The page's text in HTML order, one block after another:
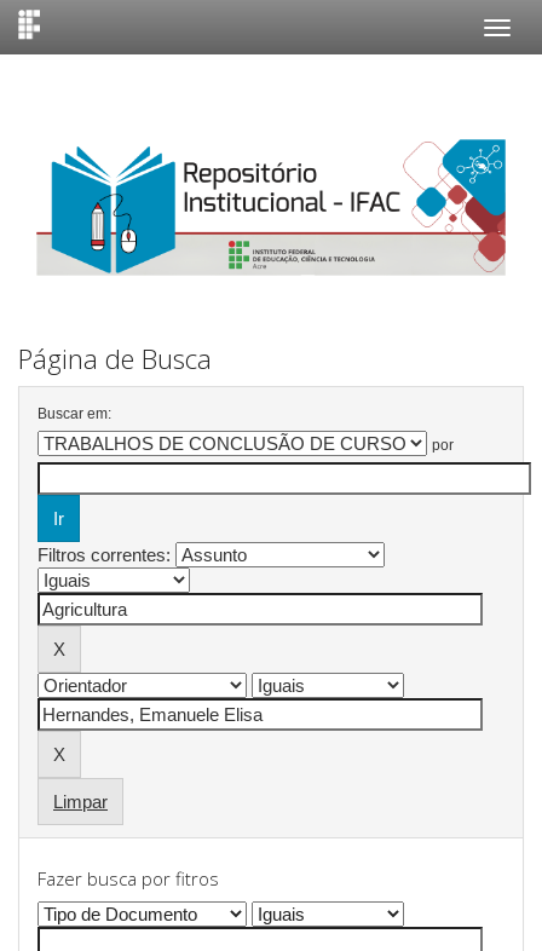
Página de Busca
Buscar em:
por
Filtros correntes:
Limpar
Fazer busca por fitros